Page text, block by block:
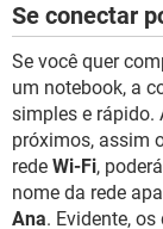
Se conectar
Se você quer
um notebook, a
simples e rápido.
próximos, assim
rede Wi-Fi,
nome da rede
Ana. Evidente,